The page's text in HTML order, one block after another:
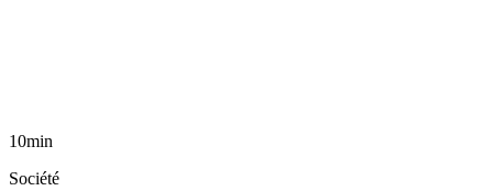
10min
Société